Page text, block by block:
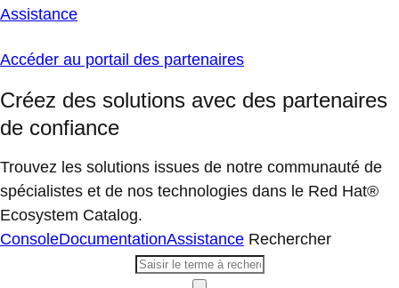
Assistance
Accéder au portail des partenaires
Créez des solutions avec des partenaires
de confiance
Trouvez les solutions issues de notre communauté de
spécialistes et de nos technologies dans le Red Hat®
Ecosystem Catalog.
ConsoleDocumentationAssistance Rechercher